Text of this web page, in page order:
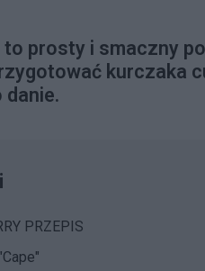
prosty i smaczny
kurczaka
danie.
PRZEPIS